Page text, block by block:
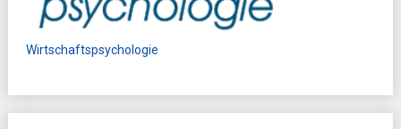
Wirtschaftspsychologie